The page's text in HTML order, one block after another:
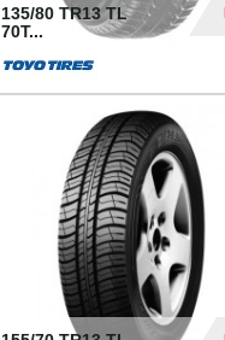
135/80 TR13 TL
70T...